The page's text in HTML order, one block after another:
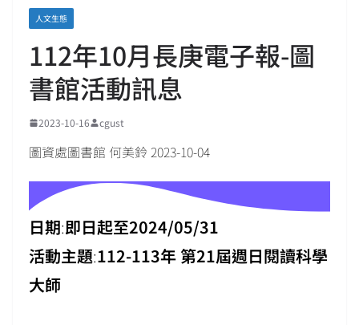
人文生態
112年10月長庚電子報-圖
書館活動訊息
2023-10-16 cgust
圖資處圖書館 何美鈴 2023-10-04
日期:即日起至2024/05/31
活動主題:112-113年 第21屆週日閱讀科學
大師